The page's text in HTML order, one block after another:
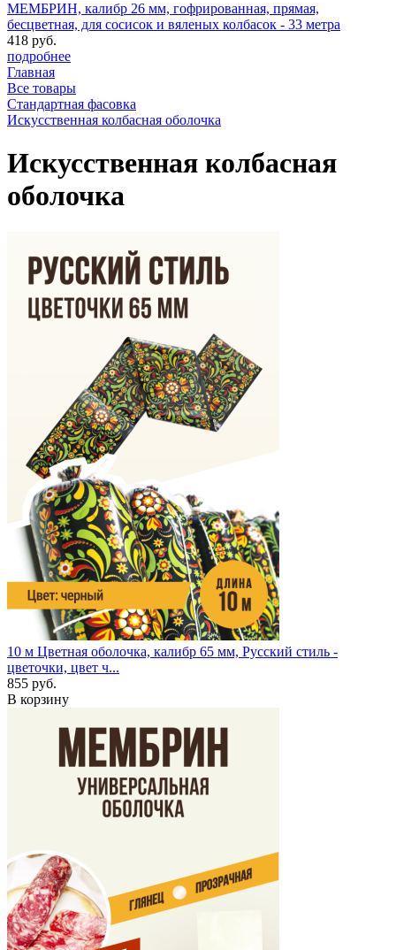
МЕМБРИН, калибр 26 мм, гофрированная, прямая,
бесцветная, для сосисок и вяленых колбасок - 33 метра
418 руб.
подробнее
Главная
Все товары
Стандартная фасовка
Искусственная колбасная оболочка
Искусственная колбасная
оболочка
10 м Цветная оболочка, калибр 65 мм, Русский стиль -
цветочки, цвет ч...
855 руб.
В корзину